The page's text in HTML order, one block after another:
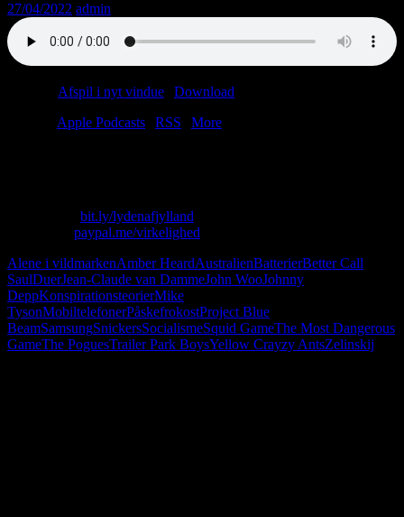
27/04/2022 admin
Afspil i nyt vindue Download
Apple Podcasts RSS
More
bit.ly/lydenafjylland
paypal.me/virkelighed
Alene i vildmarkenAmber HeardAustralienBatterierBetter Call
SaulDuerJean-Claude van DammeJohn WooJohnny
DeppKonspirationsteorierMike
TysonMobiltelefonerPåskefrokostProject Blue
BeamSamsungSnickersSocialismeSquid GameThe Most Dangerous
GameThe PoguesTrailer Park BoysYellow Crayzy AntsZelinskij